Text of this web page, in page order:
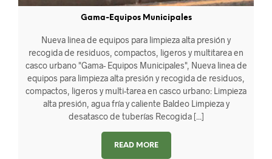
Gama-Equipos Municipales
Nueva linea de equipos para limpieza alta presión y
recogida de residuos, compactos, ligeros y multitarea en
casco urbano "Gama- Equipos Municipales", Nueva linea de
equipos para limpieza alta presión y recogida de residuos,
compactos, ligeros y multi-tarea en casco urbano: Limpieza
alta presión, agua fría y caliente Baldeo Limpieza y
desatasco de tuberías Recogida [...]
READ MORE